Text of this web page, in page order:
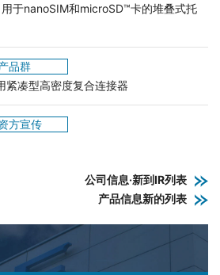
于nanoSIM和microSD™卡的堆叠式托
品群
紧凑型高密度复合连接器
方宣传
公司信息·新到IR列表
产品信息新的列表